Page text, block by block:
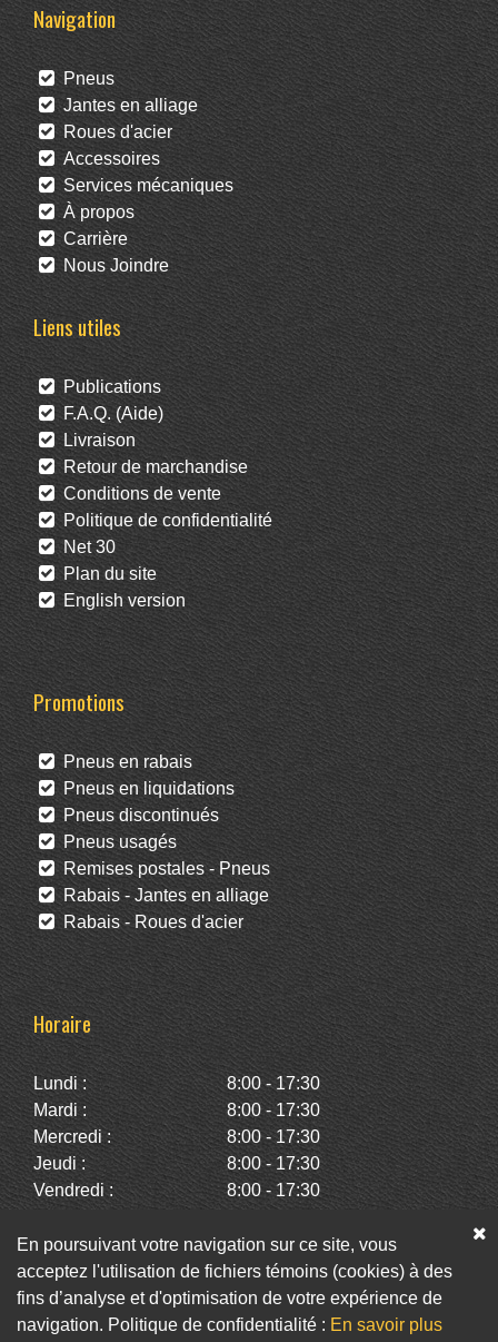
Navigation
Pneus
Jantes en alliage
Roues d'acier
Accessoires
Services mécaniques
À propos
Carrière
Nous Joindre
Liens utiles
Publications
F.A.Q. (Aide)
Livraison
Retour de marchandise
Conditions de vente
Politique de confidentialité
Net 30
Plan du site
English version
Promotions
Pneus en rabais
Pneus en liquidations
Pneus discontinués
Pneus usagés
Remises postales - Pneus
Rabais - Jantes en alliage
Rabais - Roues d'acier
Horaire
Lundi :
8:00 - 17:30
Mardi :
8:00 - 17:30
Mercredi :
8:00 - 17:30
Jeudi :
8:00 - 17:30
Vendredi :
8:00 - 17:30
Dimanche :
Fermé
Facebook Twitter Infolettre
En poursuivant votre navigation sur ce site, vous
acceptez l'utilisation de fichiers témoins (cookies) à des
fins d’analyse et d'optimisation de votre expérience de
navigation. Politique de confidentialité : En savoir plus